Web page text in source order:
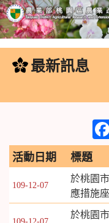
跳
內
最新訊息
活動日期 標題
109-12-07
於桃園
應措施
於桃園